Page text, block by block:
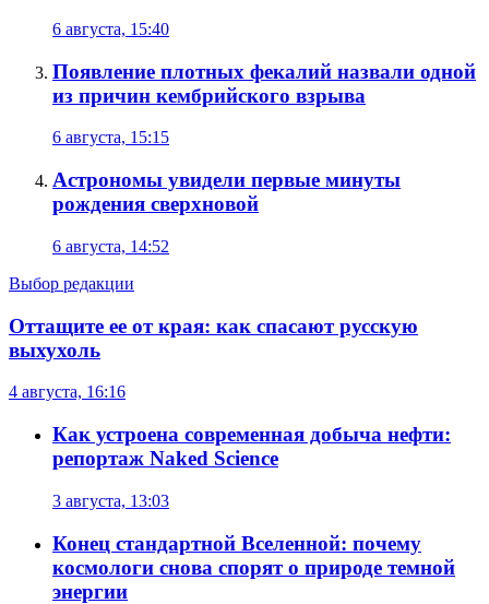
6 августа, 15:40
Появление плотных фекалий назвали одной
из причин кембрийского взрыва
6 августа, 15:15
Астрономы увидели первые минуты
рождения сверхновой
6 августа, 14:52
Выбор редакции
Оттащите ее от края: как спасают русскую
выхухоль
4 августа, 16:16
Как устроена современная добыча нефти:
репортаж Naked Science
3 августа, 13:03
Конец стандартной Вселенной: почему
космологи снова спорят о природе темной
энергии